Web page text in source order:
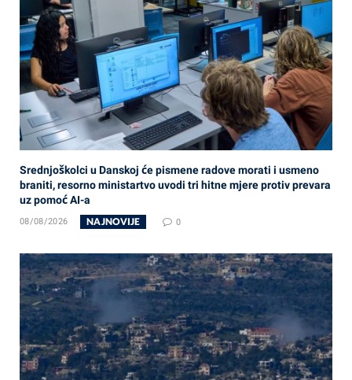
Srednjoškolci u Danskoj će pismene radove morati i usmeno
braniti, resorno ministartvo uvodi tri hitne mjere protiv prevara
uz pomoć AI-a
08/08/2026 NAJNOVIJE 0